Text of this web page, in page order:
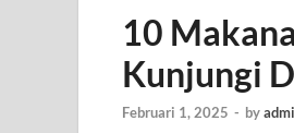
10
Kunjungi
Februari 1, 2025 - by